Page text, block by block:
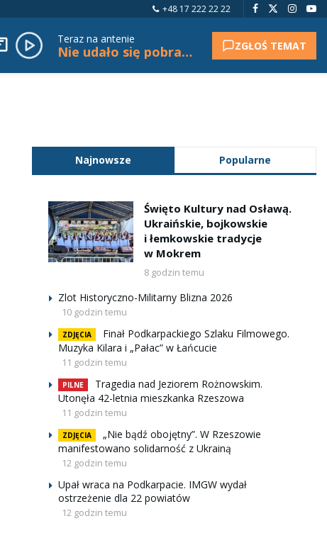
+48 17 222 22 22
Teraz na antenie
Nie udało się pobrać tytułu. ZGŁOŚ TEMAT
Najnowsze Popularne
Święto Kultury nad Osławą.
Ukraińskie, bojkowskie
i łemkowskie tradycje
w Mokrem
8 godzin temu
Zlot Historyczno-Militarny Blizna 2026
10 godzin temu
ZDJĘCIA
Finał Podkarpackiego Szlaku Filmowego.
Muzyka Kilara i „Pałac” w Łańcucie
11 godzin temu
PILNE
Tragedia nad Jeziorem Rożnowskim.
Utonęła 42-letnia mieszkanka Rzeszowa
11 godzin temu
ZDJĘCIA
„Nie bądź obojętny”. W Rzeszowie
manifestowano solidarność z Ukrainą
12 godzin temu
Upał wraca na Podkarpacie. IMGW wydał
ostrzeżenie dla 22 powiatów
12 godzin temu